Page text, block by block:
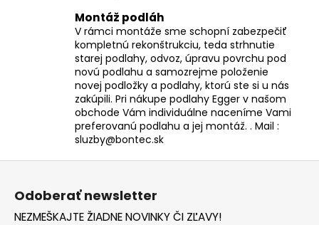
Montáž podláh
V rámci montáže sme schopní zabezpečiť
kompletnú rekonštrukciu, teda strhnutie
starej podlahy, odvoz, úpravu povrchu pod
novú podlahu a samozrejme položenie
novej podložky a podlahy, ktorú ste si u nás
zakúpili. Pri nákupe podlahy Egger v našom
obchode Vám individuálne naceníme Vami
preferovanú podlahu a jej montáž. . Mail :
sluzby@bontec.sk
Z
Odoberať newsletter
NEZMEŠKAJTE ŽIADNE NOVINKY ČI ZĽAVY!